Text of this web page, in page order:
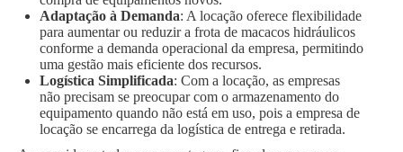
Adaptação à Demanda: A locação oferece flexibilidade
para aumentar ou reduzir a frota de macacos hidráulicos
conforme a demanda operacional da empresa, permitindo
uma gestão mais eficiente dos recursos.
Logística Simplificada: Com a locação, as empresas
não precisam se preocupar com o armazenamento do
equipamento quando não está em uso, pois a empresa de
locação se encarrega da logística de entrega e retirada.